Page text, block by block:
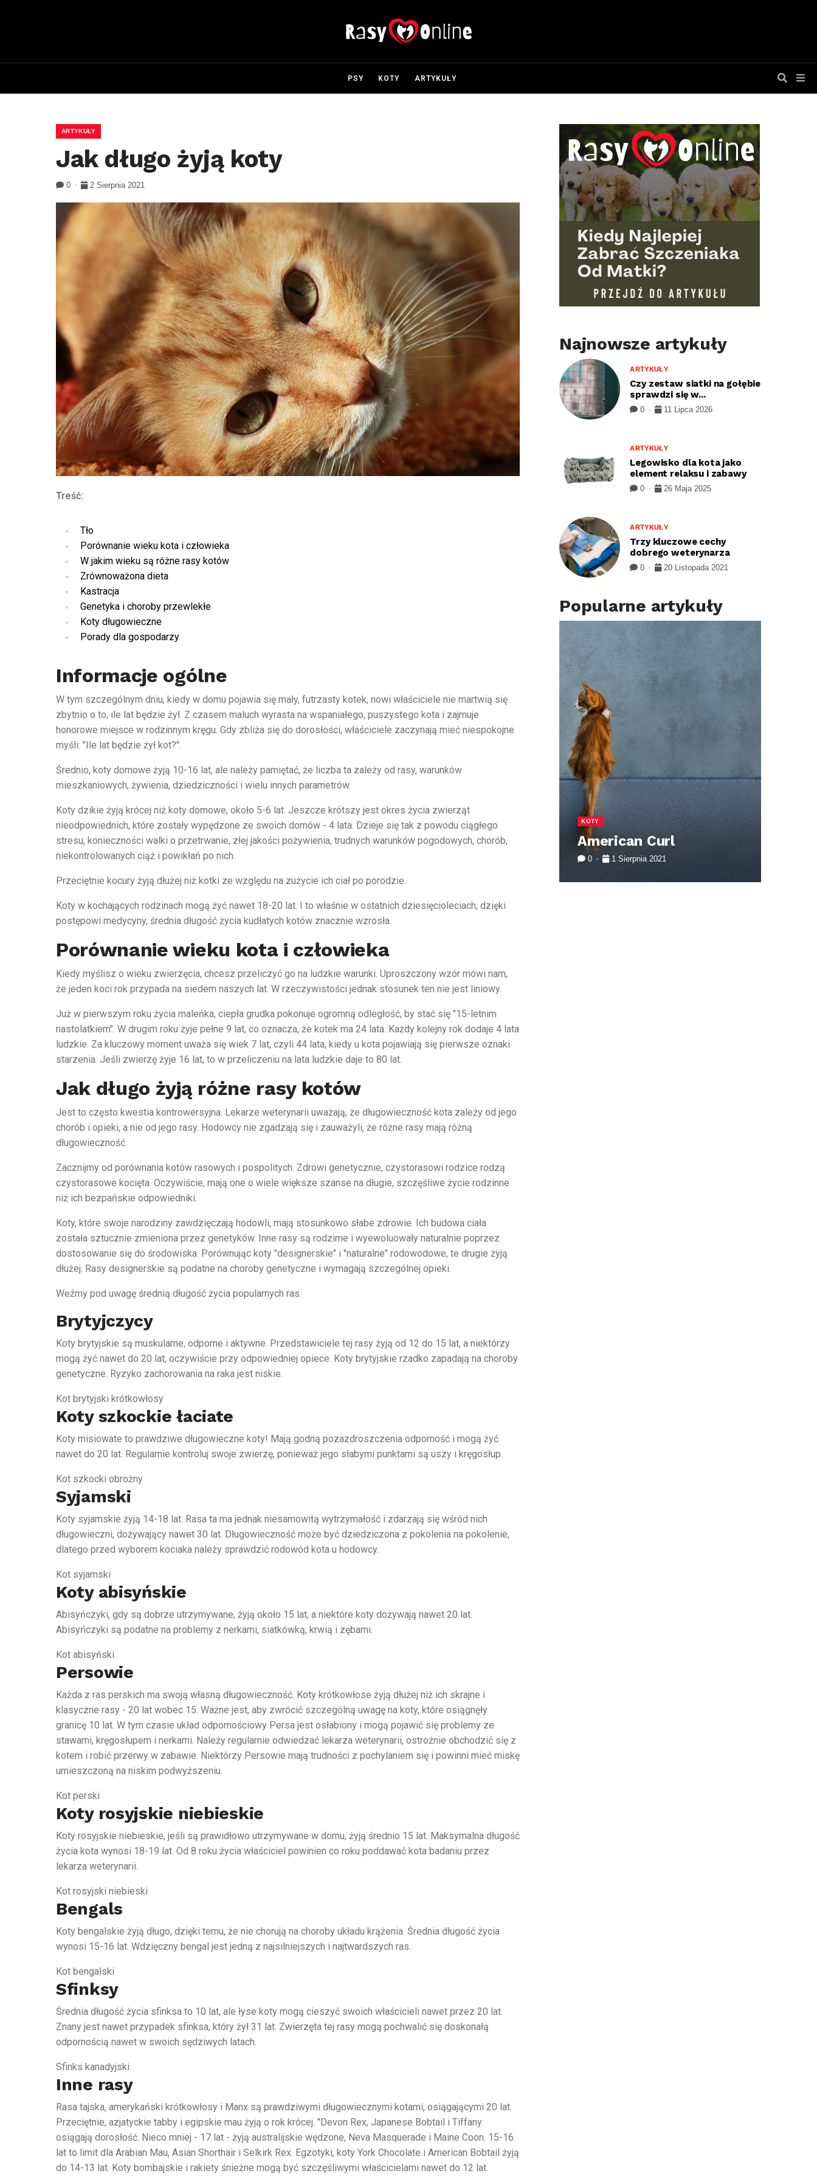
PSY KOTY ARTYKUŁY
ARTYKUŁY
Jak długo żyją koty
0 2 Sierpnia 2021
Treść:
Tło
Porównanie wieku kota i człowieka
W jakim wieku są różne rasy kotów
Zrównoważona dieta
Kastracja
Genetyka i choroby przewlekłe
Koty długowieczne
Porady dla gospodarzy
Informacje ogólne
W tym szczególnym dniu, kiedy w domu pojawia się mały, futrzasty kotek, nowi właściciele nie martwią się
zbytnio o to, ile lat będzie żył. Z czasem maluch wyrasta na wspaniałego, puszystego kota i zajmuje
honorowe miejsce w rodzinnym kręgu. Gdy zbliża się do dorosłości, właściciele zaczynają mieć niespokojne
myśli: "Ile lat będzie żył kot?".
Średnio, koty domowe żyją 10-16 lat, ale należy pamiętać, że liczba ta zależy od rasy, warunków
mieszkaniowych, żywienia, dziedziczności i wielu innych parametrów.
Koty dzikie żyją krócej niż koty domowe, około 5-6 lat. Jeszcze krótszy jest okres życia zwierząt
nieodpowiednich, które zostały wypędzone ze swoich domów - 4 lata. Dzieje się tak z powodu ciągłego
stresu, konieczności walki o przetrwanie, złej jakości pożywienia, trudnych warunków pogodowych, chorób,
niekontrolowanych ciąż i powikłań po nich.
Przeciętnie kocury żyją dłużej niż kotki ze względu na zużycie ich ciał po porodzie.
Koty w kochających rodzinach mogą żyć nawet 18-20 lat. I to właśnie w ostatnich dziesięcioleciach, dzięki
postępowi medycyny, średnia długość życia kudłatych kotów znacznie wzrosła.
Porównanie wieku kota i człowieka
Kiedy myślisz o wieku zwierzęcia, chcesz przeliczyć go na ludzkie warunki. Uproszczony wzór mówi nam,
że jeden koci rok przypada na siedem naszych lat. W rzeczywistości jednak stosunek ten nie jest liniowy.
Już w pierwszym roku życia maleńka, ciepła grudka pokonuje ogromną odległość, by stać się "15-letnim
nastolatkiem". W drugim roku żyje pełne 9 lat, co oznacza, że kotek ma 24 lata. Każdy kolejny rok dodaje 4 lata
ludzkie. Za kluczowy moment uważa się wiek 7 lat, czyli 44 lata, kiedy u kota pojawiają się pierwsze oznaki
starzenia. Jeśli zwierzę żyje 16 lat, to w przeliczeniu na lata ludzkie daje to 80 lat.
Jak długo żyją różne rasy kotów
Jest to często kwestia kontrowersyjna. Lekarze weterynarii uważają, że długowieczność kota zależy od jego
chorób i opieki, a nie od jego rasy. Hodowcy nie zgadzają się i zauważyli, że różne rasy mają różną
długowieczność.
Zacznijmy od porównania kotów rasowych i pospolitych. Zdrowi genetycznie, czystorasowi rodzice rodzą
czystorasowe kocięta. Oczywiście, mają one o wiele większe szanse na długie, szczęśliwe życie rodzinne
niż ich bezpańskie odpowiedniki.
Koty, które swoje narodziny zawdzięczają hodowli, mają stosunkowo słabe zdrowie. Ich budowa ciała
została sztucznie zmieniona przez genetyków. Inne rasy są rodzime i wyewoluowały naturalnie poprzez
dostosowanie się do środowiska. Porównując koty "designerskie" i "naturalne" rodowodowe, te drugie żyją
dłużej. Rasy designerskie są podatne na choroby genetyczne i wymagają szczególnej opieki.
Weźmy pod uwagę średnią długość życia popularnych ras.
Brytyjczycy
Koty brytyjskie są muskularne, odporne i aktywne. Przedstawiciele tej rasy żyją od 12 do 15 lat, a niektórzy
mogą żyć nawet do 20 lat, oczywiście przy odpowiedniej opiece. Koty brytyjskie rzadko zapadają na choroby
genetyczne. Ryzyko zachorowania na raka jest niskie.
Kot brytyjski krótkowłosy
Koty szkockie łaciate
Koty misiowate to prawdziwe długowieczne koty! Mają godną pozazdroszczenia odporność i mogą żyć
nawet do 20 lat. Regularnie kontroluj swoje zwierzę, ponieważ jego słabymi punktami są uszy i kręgosłup.
Kot szkocki obrożny
Syjamski
Koty syjamskie żyją 14-18 lat. Rasa ta ma jednak niesamowitą wytrzymałość i zdarzają się wśród nich
długowieczni, dożywający nawet 30 lat. Długowieczność może być dziedziczona z pokolenia na pokolenie,
dlatego przed wyborem kociaka należy sprawdzić rodowód kota u hodowcy.
Kot syjamski
Koty abisyńskie
Abisyńczyki, gdy są dobrze utrzymywane, żyją około 15 lat, a niektóre koty dożywają nawet 20 lat.
Abisyńczyki są podatne na problemy z nerkami, siatkówką, krwią i zębami.
Kot abisyński
Persowie
Każda z ras perskich ma swoją własną długowieczność. Koty krótkowłose żyją dłużej niż ich skrajne i
klasyczne rasy - 20 lat wobec 15. Ważne jest, aby zwrócić szczególną uwagę na koty, które osiągnęły
granicę 10 lat. W tym czasie układ odpornościowy Persa jest osłabiony i mogą pojawić się problemy ze
stawami, kręgosłupem i nerkami. Należy regularnie odwiedzać lekarza weterynarii, ostrożnie obchodzić się z
kotem i robić przerwy w zabawie. Niektórzy Persowie mają trudności z pochylaniem się i powinni mieć miskę
umieszczoną na niskim podwyższeniu.
Kot perski
Koty rosyjskie niebieskie
Koty rosyjskie niebieskie, jeśli są prawidłowo utrzymywane w domu, żyją średnio 15 lat. Maksymalna długość
życia kota wynosi 18-19 lat. Od 8 roku życia właściciel powinien co roku poddawać kota badaniu przez
lekarza weterynarii.
Kot rosyjski niebieski
Bengals
Koty bengalskie żyją długo, dzięki temu, że nie chorują na choroby układu krążenia. Średnia długość życia
wynosi 15-16 lat. Wdzięczny bengal jest jedną z najsilniejszych i najtwardszych ras.
Kot bengalski
Sfinksy
Średnia długość życia sfinksa to 10 lat, ale łyse koty mogą cieszyć swoich właścicieli nawet przez 20 lat.
Znany jest nawet przypadek sfinksa, który żył 31 lat. Zwierzęta tej rasy mogą pochwalić się doskonałą
odpornością nawet w swoich sędziwych latach.
Sfinks kanadyjski
Inne rasy
Rasa tajska, amerykański krótkowłosy i Manx są prawdziwymi długowiecznymi kotami, osiągającymi 20 lat.
Przeciętnie, azjatyckie tabby i egipskie mau żyją o rok krócej. "Devon Rex, Japanese Bobtail i Tiffany
osiągają dorosłość. Nieco mniej - 17 lat - żyją australijskie wędzone, Neva Masquerade i Maine Coon. 15-16
lat to limit dla Arabian Mau, Asian Shorthair i Selkirk Rex. Egzotyki, koty York Chocolate i American Bobtail żyją
do 14-13 lat. Koty bombajskie i rakiety śnieżne mogą być szczęśliwymi właścicielami nawet do 12 lat.
Najnowsze artykuły
ARTYKUŁY
Czy zestaw siatki na gołębie
sprawdzi się w...
0 11 Lipca 2026
ARTYKUŁY
Legowisko dla kota jako
element relaksu i zabawy
0 26 Maja 2025
ARTYKUŁY
Trzy kluczowe cechy
dobrego weterynarza
0 20 Listopada 2021
Popularne artykuły
PSY
Dalmatyńczyk
KOTY
American Curl
0 1 Sierpnia 2021